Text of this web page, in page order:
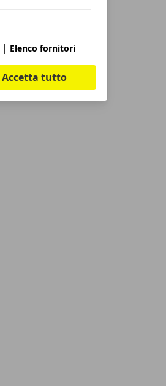
| Elenco fornitori
Accetta tutto